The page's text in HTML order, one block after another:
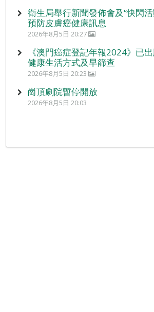
衛生局舉行新聞發佈會及“快閃
預防皮膚癌健康訊息
2026年8月5日 20:27
《澳門癌症登記年報2024》已
健康生活方式及早篩查
2026年8月5日 20:23
崗頂劇院暫停開放
2026年8月5日 20:03